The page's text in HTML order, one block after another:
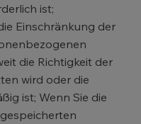
ist;
Einschränkung der
die Richtigkeit der
wird oder die
ist; Wenn Sie die